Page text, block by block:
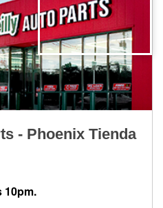
- Phoenix Tienda
10pm.